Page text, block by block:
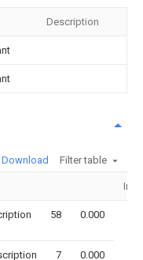
Description
Download Filter table
58 0.000
7 0.000